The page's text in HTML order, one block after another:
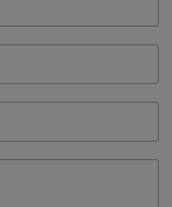
史友邦合
作、強化跨
境防制洗錢
能量